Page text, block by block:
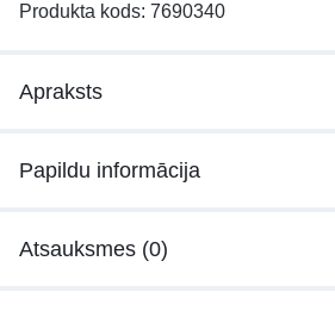
Produkta kods: 7690340
Apraksts
Papildu informācija
Atsauksmes (0)